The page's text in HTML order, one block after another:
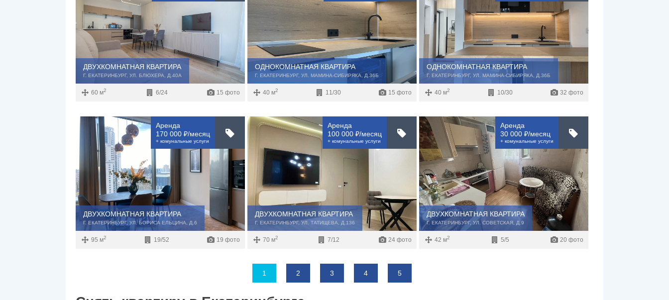
ДВУХКОМНАТНАЯ КВАРТИРА
Г. ЕКАТЕРИНБУРГ, УЛ. БЛЮХЕРА, Д.40А
60 м2 6/24 15 фото
ОДНОКОМНАТНАЯ КВАРТИРА
Г. ЕКАТЕРИНБУРГ, УЛ. МАМИНА-СИБИРЯКА, Д.36Б
40 м2 11/30 15 фото
ОДНОКОМНАТНАЯ КВАРТИРА
Г. ЕКАТЕРИНБУРГ, УЛ. МАМИНА-СИБИРЯКА, Д.36Б
40 м2 10/30 32 фото
Аренда
170 000 ₽/месяц
+ комунальные услуги
ДВУХКОМНАТНАЯ КВАРТИРА
Г. ЕКАТЕРИНБУРГ, УЛ. БОРИСА ЕЛЬЦИНА, Д.6
95 м2 19/52 19 фото
Аренда
100 000 ₽/месяц
+ комунальные услуги
ДВУХКОМНАТНАЯ КВАРТИРА
Г. ЕКАТЕРИНБУРГ, УЛ. ТАТИЩЕВА, Д.136
70 м2 7/12 24 фото
Аренда
30 000 ₽/месяц
+ комунальные услуги
ДВУХКОМНАТНАЯ КВАРТИРА
Г. ЕКАТЕРИНБУРГ, УЛ. СОВЕТСКАЯ, Д.9
42 м2 5/5 20 фото
1 2 3 4 5